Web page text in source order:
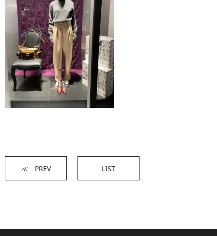
≪ PREV LIST